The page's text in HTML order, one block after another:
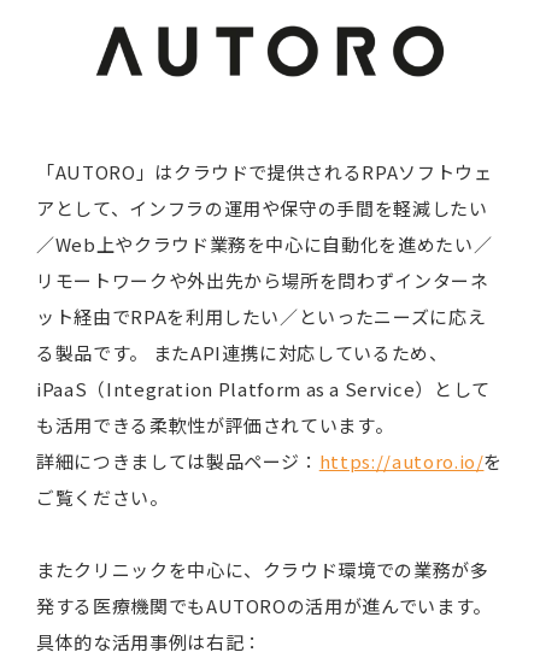
「AUTORO」はクラウドで提供されるRPAソフトウェ
アとして、インフラの運用や保守の手間を軽減したい
／Web上やクラウド業務を中心に自動化を進めたい／
リモートワークや外出先から場所を問わずインターネ
ット経由でRPAを利用したい／といったニーズに応え
る製品です。 またAPI連携に対応しているため、
iPaaS（Integration Platform as a Service）として
も活用できる柔軟性が評価されています。
詳細につきましては製品ページ： https://autoro.io/を
ご覧ください。
またクリニックを中心に、クラウド環境での業務が多
発する医療機関でもAUTOROの活用が進んでいます。
具体的な活用事例は右記：